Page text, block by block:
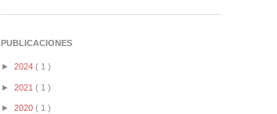
PUBLICACIONES
► 2024 ( 1 )
► 2021 ( 1 )
► 2020 ( 1 )